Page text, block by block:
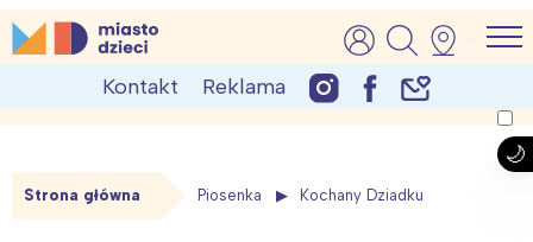
Skip
to
MiastoDzieci.pl
atrakcje dla dzieci, wydarzenia, imprezy rodzinne
Kontakt Reklama
Strona główna Piosenka Kochany Dziadku